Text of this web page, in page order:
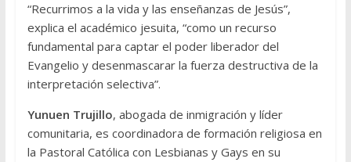
“Recurrimos a la vida y las enseñanzas de Jesús”,
explica el académico jesuita, “como un recurso
fundamental para captar el poder liberador del
Evangelio y desenmascarar la fuerza destructiva de la
interpretación selectiva”.
Yunuen Trujillo, abogada de inmigración y líder
comunitaria, es coordinadora de formación religiosa en
la Pastoral Católica con Lesbianas y Gays en su